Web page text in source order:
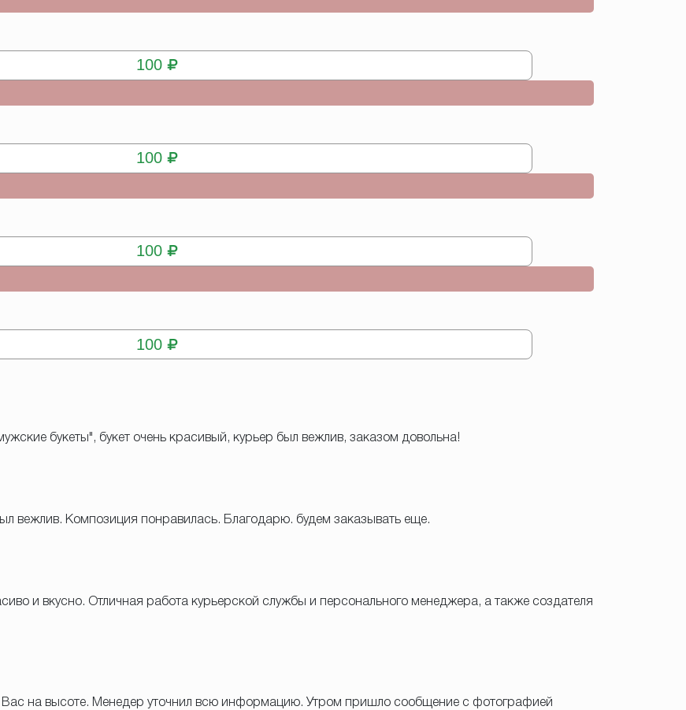
100
100
100
100
букеты", букет очень красивый, курьер был вежлив, заказом довольна!
вежлив. Композиция понравилась. Благодарю. будем заказывать еще.
и вкусно. Отличная работа курьерской службы и персонального менеджера, а также создателя
Вас на высоте. Менедер уточнил всю информацию. Утром пришло сообщение с фотографией